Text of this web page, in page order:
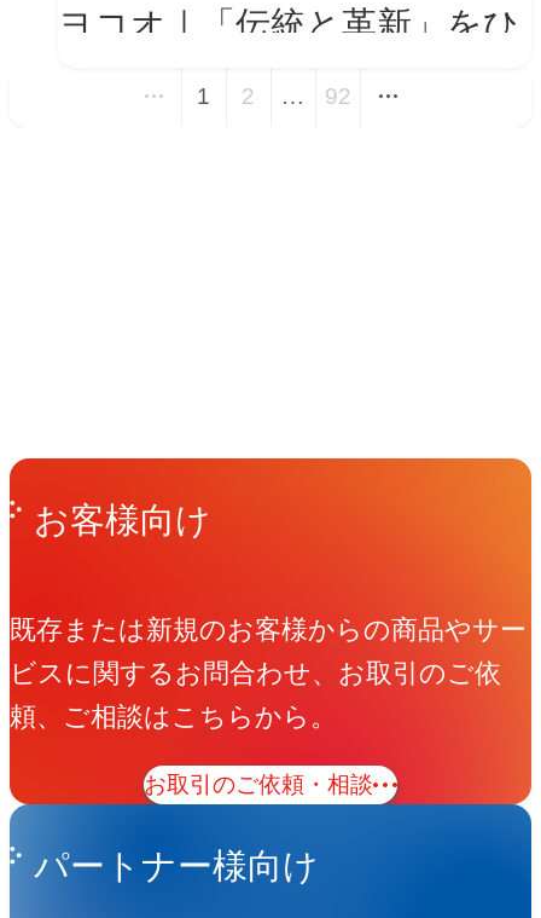
ヨコオ｜「伝統と革新」をひ
とつの世界観に──新VIを体
1 2 … 92
Get in Touchお問い合わせ
お客様向け
既存または新規のお客様からの商品やサー
ビスに関するお問合わせ、お取引のご依
頼、ご相談はこちらから。
お取引のご依頼・相談
パートナー様向け